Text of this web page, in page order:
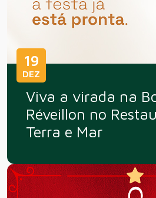
19
DEZ
Viva a virada na
Réveillon no
Terra e Mar